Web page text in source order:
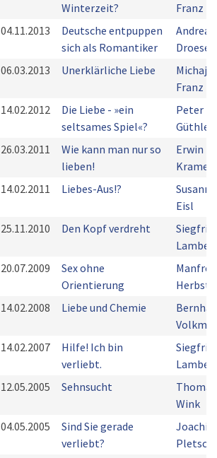
Winterzeit?
Franz
04.11.2013
Deutsche entpuppen
sich als Romantiker
Andreas
Droese
06.03.2013 Unerklärliche Liebe
Michaja
Franz
14.02.2012
Die Liebe - »ein
seltsames Spiel«?
Peter
Güthler
26.03.2011
Wie kann man nur so
lieben!
Erwin
Kramer
14.02.2011 Liebes-Aus!?
Susanne
Eisl
25.11.2010 Den Kopf verdreht
20.07.2009
Sex ohne
Orientierung
Manfred
Herbst
14.02.2008 Liebe und Chemie
14.02.2007
Hilfe! Ich bin
verliebt.
12.05.2005 Sehnsucht
Thomas
Wink
04.05.2005
Sind Sie gerade
verliebt?
Joachim
Pletsch